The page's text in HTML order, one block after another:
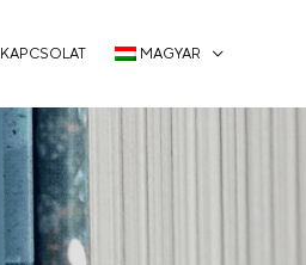
KAPCSOLAT MAGYAR